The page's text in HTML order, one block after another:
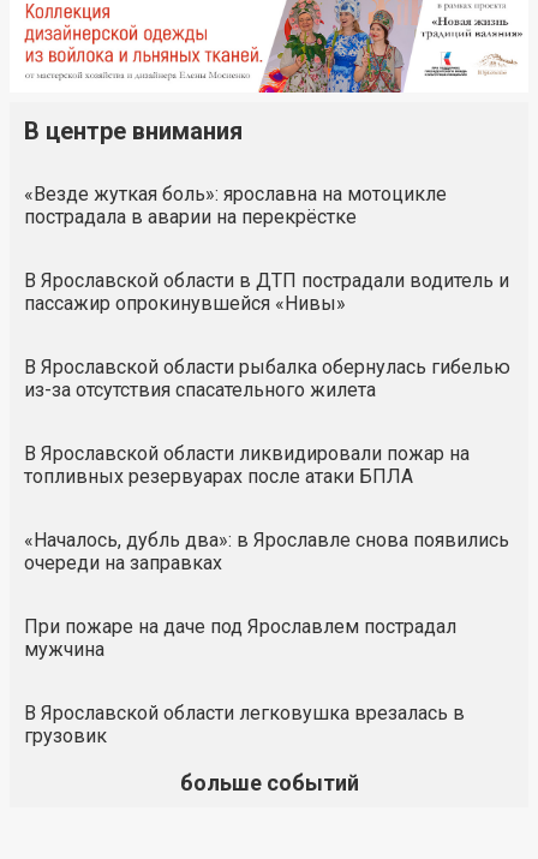
В центре внимания
«Везде жуткая боль»: ярославна на мотоцикле
пострадала в аварии на перекрёстке
В Ярославской области в ДТП пострадали водитель и
пассажир опрокинувшейся «Нивы»
В Ярославской области рыбалка обернулась гибелью
из-за отсутствия спасательного жилета
В Ярославской области ликвидировали пожар на
топливных резервуарах после атаки БПЛА
«Началось, дубль два»: в Ярославле снова появились
очереди на заправках
При пожаре на даче под Ярославлем пострадал
мужчина
В Ярославской области легковушка врезалась в
грузовик
больше событий